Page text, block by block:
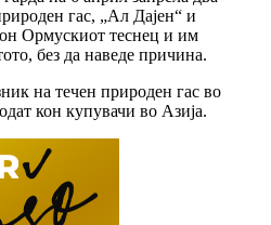
гас, „Ал Дајен“ и
Ормускиот теснец и им
без да наведе причина.
на течен природен гас во
кон купувачи во Азија.